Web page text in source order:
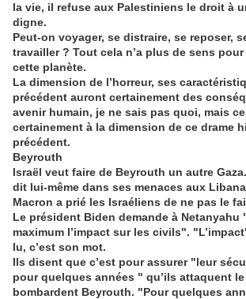
la vie, il refuse aux Palestiniens le droit à
digne.
Peut-on voyager, se distraire, se reposer,
travailler ? Tout cela n’a plus de sens
cette planète.
La dimension de l’horreur, ses
précédent auront certainement des
avenir humain, je ne sais pas quoi, mais
certainement à la dimension de ce drame
précédent.
Beyrouth
Israël veut faire de Beyrouth un autre
dit lui-même dans ses menaces aux
Macron a prié les Israéliens de ne pas le
Le président Biden demande à Netanyahu
maximum l’impact sur les civils".
lu, c’est son mot.
Ils disent que c’est pour assurer "leur
pour quelques années " qu’ils attaquent
bombardent Beyrouth. "Pour quelques